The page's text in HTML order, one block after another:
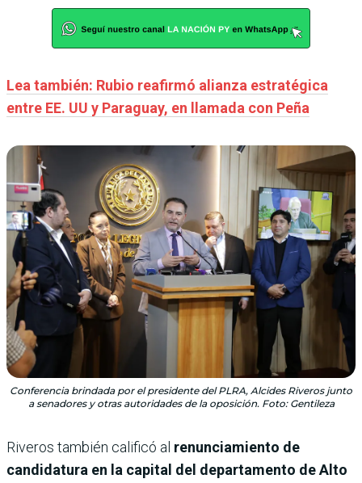
Lea también: Rubio reafirmó alianza estratégica
entre EE. UU y Paraguay, en llamada con Peña
Conferencia brindada por el presidente del PLRA, Alcides Riveros junto
a senadores y otras autoridades de la oposición. Foto: Gentileza
Riveros también calificó al renunciamiento de
candidatura en la capital del departamento de Alto